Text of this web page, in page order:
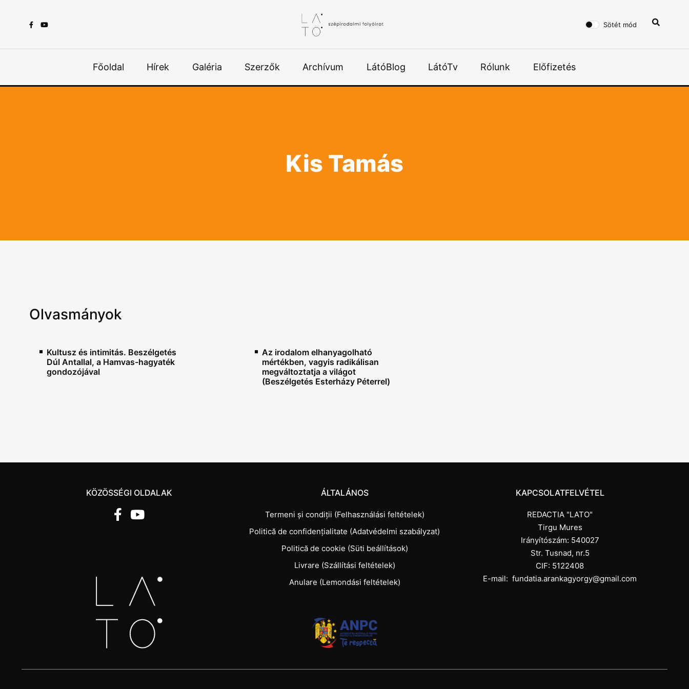
Sötét mód
Főoldal Hírek Galéria Szerzők Archívum LátóBlog LátóTv Rólunk Előfizetés
Kis Tamás
Olvasmányok
Kultusz és intimitás. Beszélgetés
Dúl Antallal, a Hamvas-hagyaték
gondozójával
Az irodalom elhanyagolható
mértékben, vagyis radikálisan
megváltoztatja a világot
(Beszélgetés Esterházy Péterrel)
KÖZÖSSÉGI OLDALAK ÁLTALÁNOS
Termeni și condiții (Felhasználási feltételek)
Politică de confidențialitate (Adatvédelmi szabályzat)
Politică de cookie (Süti beállítások)
Livrare (Szállítási feltételek)
Anulare (Lemondási feltételek)
KAPCSOLATFELVÉTEL
REDACTIA "LATO"
Tirgu Mures
Irányítószám: 540027
Str. Tusnad, nr.5
CIF: 5122408
E-mail: fundatia.arankagyorgy@gmail.com